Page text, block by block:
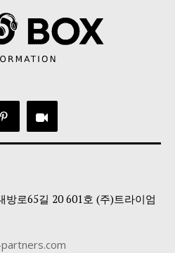
로65길 20 601호 (주)트라이엄